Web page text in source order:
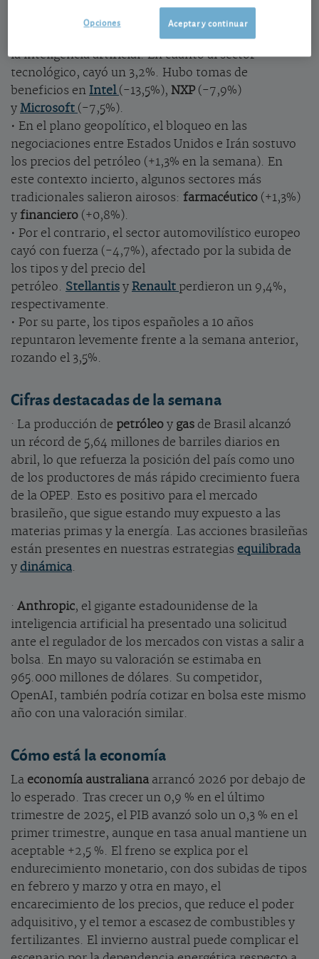
resultados decepcionantes, reavivando las dudas
sobre el potencial bursátil de los valores vinculados a
la inteligencia artificial. En cuanto al sector
tecnológico, cayó un 3,2%. Hubo tomas de
beneficios en Intel (-13,5%), NXP (-7,9%)
y Microsoft (-7,5%).
• En el plano geopolítico, el bloqueo en las
negociaciones entre Estados Unidos e Irán sostuvo
los precios del petróleo (+1,3% en la semana). En
este contexto incierto, algunos sectores más
tradicionales salieron airosos: farmacéutico (+1,3%)
y financiero (+0,8%).
• Por el contrario, el sector automovilístico europeo
cayó con fuerza (-4,7%), afectado por la subida de
los tipos y del precio del
petróleo. Stellantis y Renault perdieron un 9,4%,
respectivamente.
• Por su parte, los tipos españoles a 10 años
repuntaron levemente frente a la semana anterior,
rozando el 3,5%.
Cifras destacadas de la semana
· La producción de petróleo y gas de Brasil alcanzó
un récord de 5,64 millones de barriles diarios en
abril, lo que refuerza la posición del país como uno
de los productores de más rápido crecimiento fuera
de la OPEP. Esto es positivo para el mercado
brasileño, que sigue estando muy expuesto a las
materias primas y la energía. Las acciones brasileñas
están presentes en nuestras estrategias equilibrada
y dinámica.
· Anthropic, el gigante estadounidense de la
inteligencia artificial ha presentado una solicitud
ante el regulador de los mercados con vistas a salir a
bolsa. En mayo su valoración se estimaba en
965.000 millones de dólares. Su competidor,
OpenAI, también podría cotizar en bolsa este mismo
año con una valoración similar.
Cómo está la economía
La economía australiana arrancó 2026 por debajo de
lo esperado. Tras crecer un 0,9 % en el último
trimestre de 2025, el PIB avanzó solo un 0,3 % en el
primer trimestre, aunque en tasa anual mantiene un
aceptable +2,5 %. El freno se explica por el
endurecimiento monetario, con dos subidas de tipos
en febrero y marzo y otra en mayo, el
encarecimiento de los precios, que reduce el poder
adquisitivo, y el temor a escasez de combustibles y
fertilizantes. El invierno austral puede complicar el
Aceptar y continuar
Opciones